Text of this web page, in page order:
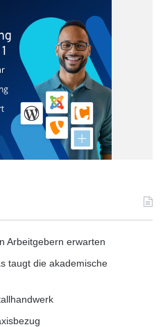
Arbeitgebern erwarten
taugt die akademische